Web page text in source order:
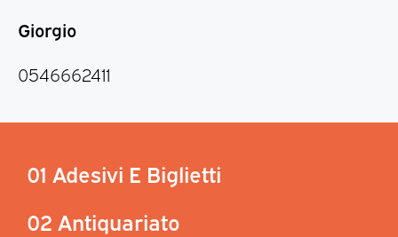
Giorgio
0546662411
01 Adesivi E Biglietti
02 Antiquariato